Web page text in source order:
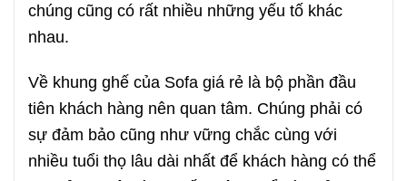
chúng cũng có rất nhiều những yếu tố khác
nhau.
Về khung ghế của Sofa giá rẻ là bộ phần đầu
tiên khách hàng nên quan tâm. Chúng phải có
sự đảm bảo cũng như vững chắc cùng với
nhiều tuổi thọ lâu dài nhất để khách hàng có thể